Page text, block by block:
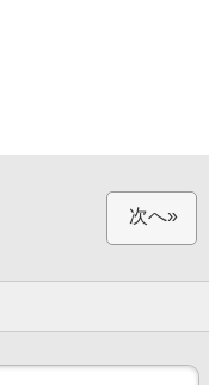
次へ»